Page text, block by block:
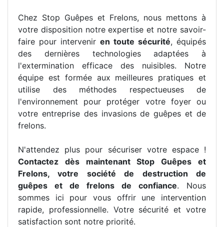
Chez Stop Guêpes et Frelons, nous mettons à
votre disposition notre expertise et notre savoir-
faire pour intervenir en toute sécurité, équipés
des dernières technologies adaptées à
l'extermination efficace des nuisibles. Notre
équipe est formée aux meilleures pratiques et
utilise des méthodes respectueuses de
l'environnement pour protéger votre foyer ou
votre entreprise des invasions de guêpes et de
frelons.
N'attendez plus pour sécuriser votre espace !
Contactez dès maintenant Stop Guêpes et
Frelons, votre société de destruction de
guêpes et de frelons de confiance. Nous
sommes ici pour vous offrir une intervention
rapide, professionnelle. Votre sécurité et votre
satisfaction sont notre priorité.